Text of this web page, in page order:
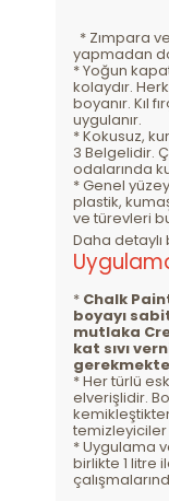
* Zımpara
yapmadan
* Yoğun
kolaydır.
boyanır. Kıl
uygulanır.
* Kokusuz,
3 Belgelidir.
odalarında
* Genel
plastik,
ve türevleri
Daha detaylı
* Chalk
boyayı
mutlaka
kat sıvı
* Her türlü
elverişlidir.
* Uygulama
birlikte 1 litre